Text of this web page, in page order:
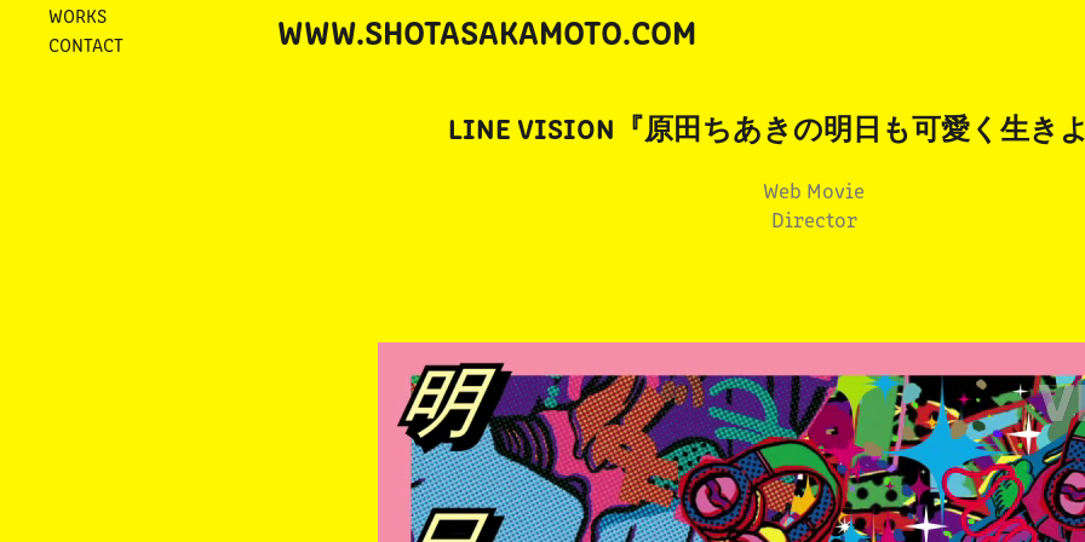
WORKS
CONTACT
WWW.SHOTASAKAMOTO.COM
LINE VISION『原田ちあきの明日も可愛く生き
Web Movie
Director